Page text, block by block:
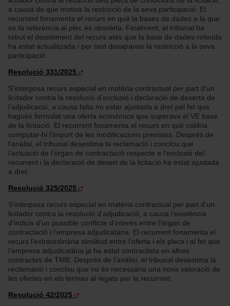
a causa de que motiva la restricció de la seva participació. El
recurrent fonamenta el recurs en què la bases de dades a la que
es fa referència al plec és obsoleta. Finalment, el tribunal ha
rebut el desistiment del recurs atès que la base de dades referida
ha estat actualitzada i per tant desapareix la restricció a la seva
participació.
Resolució 331/2025
S’interposa recurs especial en matèria contractual per part d’un
licitador contra la resolució d’exclusió i declaració de deserta de
l’adjudicació, a causa falta no estar ajustada a dret pel fet que
hagués formulat una oferta econòmica que superava el VE base
de la licitació. El recurrent fonamenta el recurs en què caldria
computar-hi l’import de les modificacions previstes. Després de
l’anàlisi, el tribunal desestima la reclamació i conclou que
l’actuació de l’òrgan de contractació respecte a l’exclusió del
recurrent i la declaració de desert de la licitació ha estat ajustada
a dret.
Resolució 325/2025
S’interposa recurs especial en matèria contractual per part d’un
licitador contra la resolució d’adjudicació, a causa l’existència
d’indicis d’un possible conflicte d’interès entre l’òrgan de
contractació i l’empresa adjudicatària. El recurrent fonamenta el
recurs l’extraordinària similitud entre l’oferta i els plecs i al fet que
l’empresa adjudicatària ja ha estat contractista en altres
contractes de TMB. Després de l’anàlisi, el tribunal desestima la
reclamació i conclou que no és necessària una nova valoració de
les ofertes en els termes al·legats per la recurrent.
Resolució 42/2025